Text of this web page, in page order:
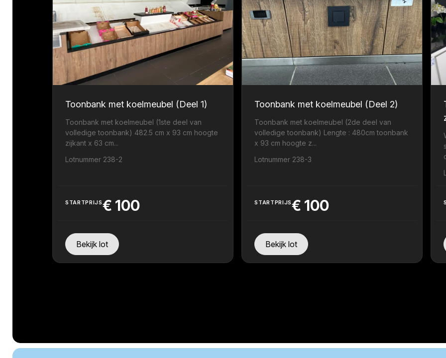
Toonbank met koelmeubel (Deel 1)
Toonbank met koelmeubel (1ste deel van
volledige toonbank) 482.5 cm x 93 cm hoogte
zijkant x 63 cm...
Lotnummer 238-2
STARTPRIJS€ 100
Bekijk lot
Toonbank met koelmeubel (Deel 2)
Toonbank met koelmeubel (2de deel van
volledige toonbank) Lengte : 480cm toonbank
x 93 cm hoogte z...
Lotnummer 238-3
STARTPRIJS€ 100
Bekijk lot